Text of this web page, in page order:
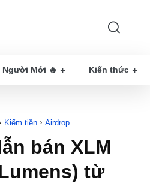
Người Mới 🔥 Kiến thức
Kiếm tiền Airdrop
bán XLM
từ